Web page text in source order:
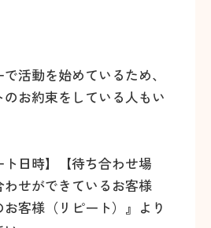
活動を始めているため、
お約束をしている人もい
日時】【待ち合わせ場
せができているお客様
客様（リピート）』より